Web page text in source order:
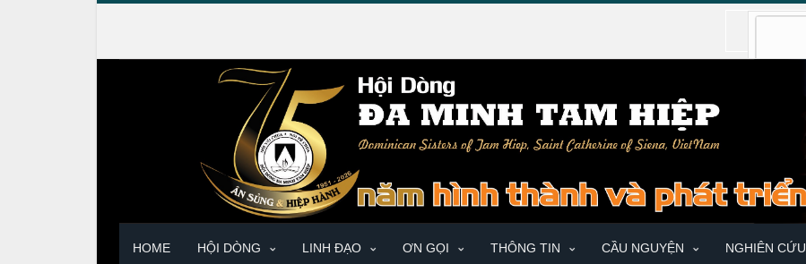
HOME HỘI DÒNG LINH ĐẠO ƠN GỌI THÔNG TIN CẦU NGUYỆN NGHIÊN CỨU